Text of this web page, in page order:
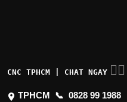
CNC TPHCM | CHAT NGAY 👉🏽
TPHCM 📞 0828 99 1988